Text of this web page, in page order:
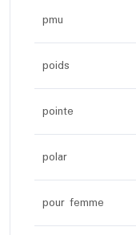
pmu
poids
pointe
polar
pour femme